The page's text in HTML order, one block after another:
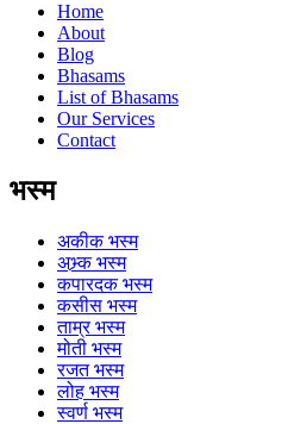
Home
About
Blog
Bhasams
List of Bhasams
Our Services
Contact
भस्म
अकीकभस्म
अभ्र्क भस्म
कपारदक भस्म
कसीस भस्म
ताम्र भस्म
मोती भस्म
रजत भस्म
लोह भस्म
स्वर्ण भस्म